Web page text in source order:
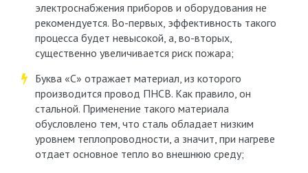
электроснабжения приборов и оборудования не
рекомендуется. Во-первых, эффективность такого
процесса будет невысокой, а, во-вторых,
существенно увеличивается риск пожара;
Буква «С» отражает материал, из которого
производится провод ПНСВ. Как правило, он
стальной. Применение такого материала
обусловлено тем, что сталь обладает низким
уровнем теплопроводности, а значит, при нагреве
отдает основное тепло во внешнюю среду;